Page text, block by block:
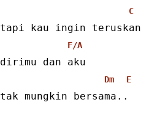
C
tapi kau ingin teruskan
F/A
dirimu dan aku
Dm E
tak mungkin bersama..